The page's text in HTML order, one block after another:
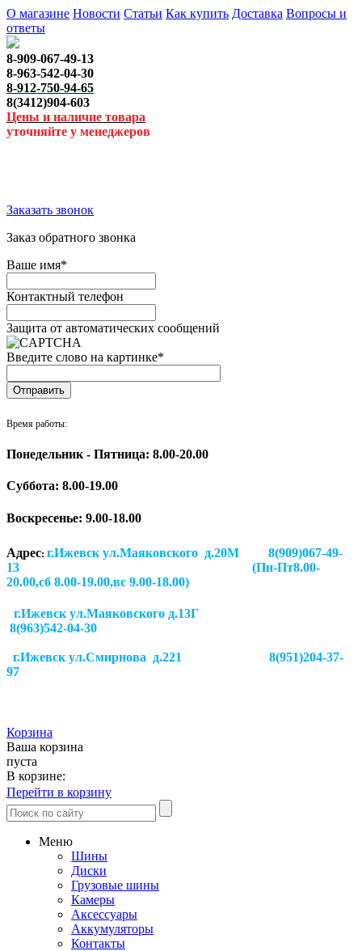
О магазине Новости Статьи Как купить Доставка Вопросы и
ответы
8-909-067-49-13
8-963-542-04-30
8-912-750-94-65
8(3412)904-603
Цены и наличие товара
уточняйте у менеджеров
Заказать звонок
Заказ обратного звонка
Ваше имя*
Контактный телефон
Защита от автоматических сообщений
Введите слово на картинке*
Время работы:
Понедельник - Пятница: 8.00-20.00
Суббота: 8.00-19.00
Воскресенье: 9.00-18.00
Адрес: г.Ижевск ул.Маяковского д.20М 8(909)067-49-
13 (Пн-Пт8.00-
20.00,сб 8.00-19.00,вс 9.00-18.00)
г.Ижевск ул.Маяковского д.13Г
8(963)542-04-30
г.Ижевск ул.Смирнова д.221
8(951)204-37-
97
Корзина
Ваша корзина
пуста
В корзине:
Перейти в корзину
Меню
Шины
Диски
Грузовые шины
Камеры
Аксессуары
Аккумуляторы
Контакты